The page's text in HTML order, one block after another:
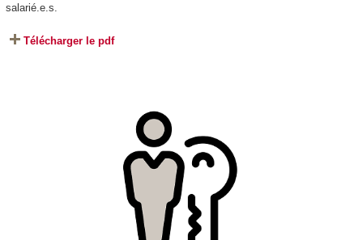
salarié.e.s.
Télécharger le pdf